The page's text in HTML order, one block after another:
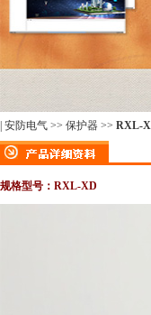
安防电气 >> 保护器 >> RXL-
规格型号：RXL-XD